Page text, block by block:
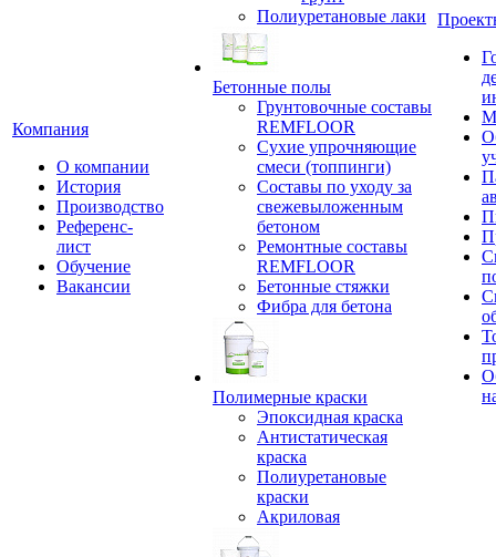
Компания
О компании
История
Производство
Референс-
лист
Обучение
Вакансии
Полиуретановые лаки
Бетонные полы
Грунтовочные составы
REMFLOOR
Сухие упрочняющие
смеси (топпинги)
Составы по уходу за
свежевыложенным
бетоном
Ремонтные составы
REMFLOOR
Бетонные стяжки
Фибра для бетона
Полимерные краски
Эпоксидная краска
Антистатическая
краска
Полиуретановые
краски
Акриловая